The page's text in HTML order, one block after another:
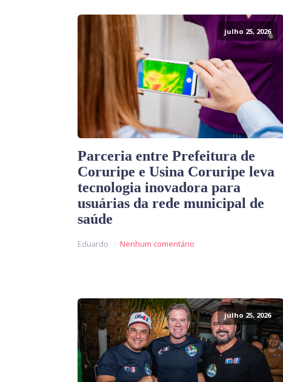
julho 25, 2026
Parceria entre Prefeitura de
Coruripe e Usina Coruripe leva
tecnologia inovadora para
usuárias da rede municipal de
saúde
Eduardo Nenhum comentário
julho 25, 2026